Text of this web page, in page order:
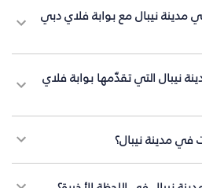
مدينة نيبال مع بوابة فلاي دبي
نيبال التي تقدّمها بوابة فلاي
في مدينة نيبال؟